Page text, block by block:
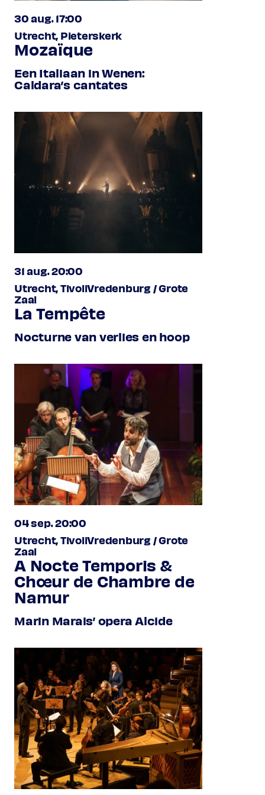
30 aug. 17:00
Utrecht, Pieterskerk
Mozaïque
Een Italiaan in Wenen:
Caldara’s cantates
31 aug. 20:00
Utrecht, TivoliVredenburg / Grote
Zaal
La Tempête
Nocturne van verlies en hoop
04 sep. 20:00
Utrecht, TivoliVredenburg / Grote
Zaal
A Nocte Temporis &
Chœur de Chambre de
Namur
Marin Marais’ opera Alcide